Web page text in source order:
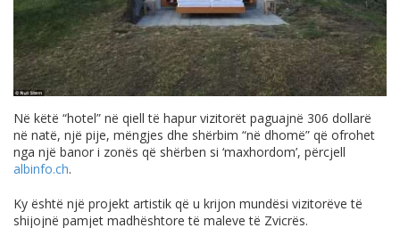
Në këtë “hotel” në qiell të hapur vizitorët paguajnë 306 dollarë
në natë, një pije, mëngjes dhe shërbim “në dhomë” që ofrohet
nga një banor i zonës që shërben si ‘maxhordom’, përcjell
albinfo.ch.
Ky është një projekt artistik që u krijon mundësi vizitorëve të
shijojnë pamjet madhështore të maleve të Zvicrës.